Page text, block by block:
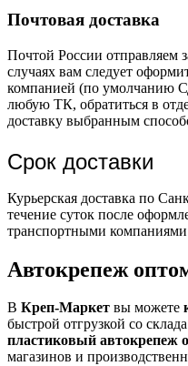
Почтовая доставка
Почтой России отправляем
случаях вам следует
компанией (по умолчанию
любую ТК, обратиться в
доставку выбранным
Срок доставки
Курьерская доставка по
течение суток после
транспортными компаниями
Автокрепеж
В Креп-Маркет вы можете
быстрой отгрузкой со
пластиковый автокрепеж
магазинов и